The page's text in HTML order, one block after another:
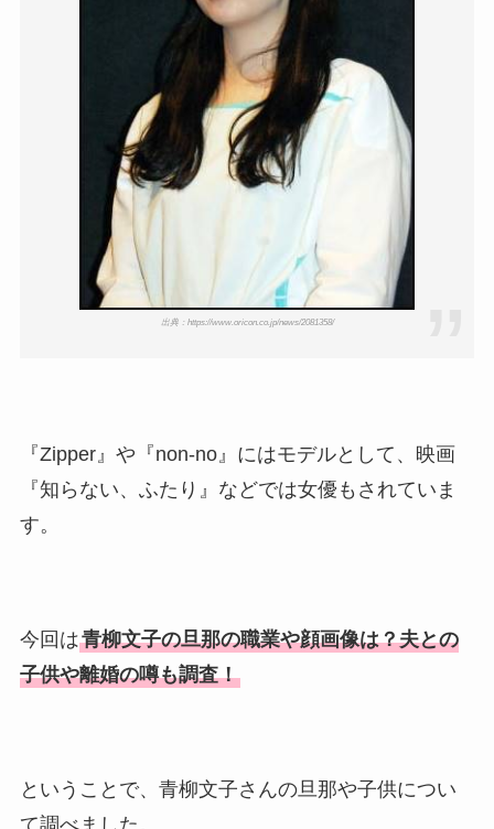
出典：https://www.oricon.co.jp/news/2081358/
『Zipper』や『non-no』にはモデルとして、映画
『知らない、ふたり』などでは女優もされていま
す。
今回は青柳文子の旦那の職業や顔画像は？夫との
子供や離婚の噂も調査！
ということで、青柳文子さんの旦那や子供につい
て調べました。